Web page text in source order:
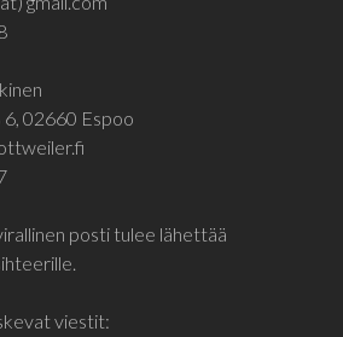
02660 Espoo
posti tulee lähettää
viestit: